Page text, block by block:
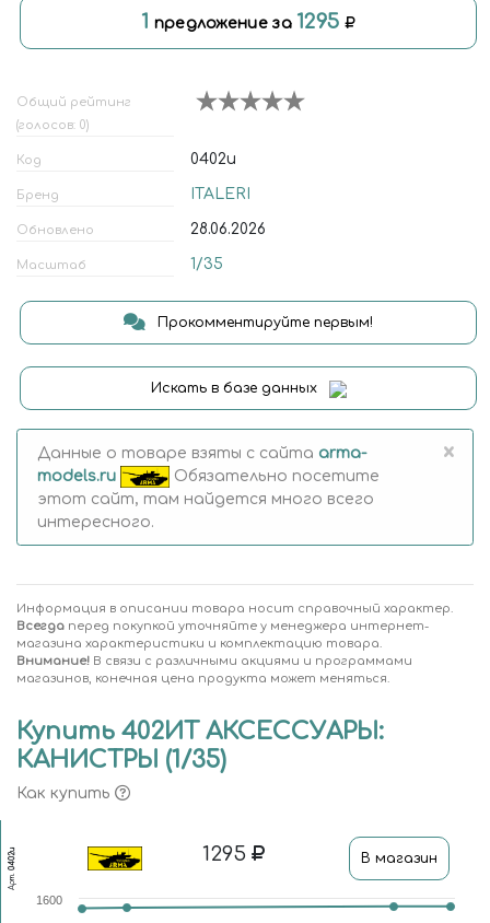
1 предложение за 1295
Общий рейтинг
(голосов: 0)
Код 0402и
Бренд ITALERI
Обновлено 28.06.2026
Масштаб 1/35
Прокомментируйте первым!
Искать в базе данных
Данные о товаре взяты с сайта arma-
models.ru
Обязательно посетите
этот сайт, там найдется много всего
интересного.
×
Информация в описании товара носит справочный характер.
Всегда перед покупкой уточняйте у менеджера интернет-
магазина характеристики и комплектацию товара.
Внимание! В связи с различными акциями и программами
магазинов, конечная цена продукта может меняться.
Купить 402ИТ АКСЕССУАРЫ:
КАНИСТРЫ (1/35)
Как купить
Арт.
0402и 1295 В магазин
1600